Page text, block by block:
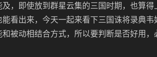
，即使放到群星云集的三国时期，也算得
看出来，今天一起来看下三国诛将录典韦
被动相结合方式，所以要判断是否好用，